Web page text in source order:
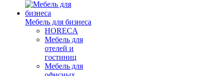
Мебель для бизнеса
HORECA
Мебель для
отелей и
гостиниц
Мебель для